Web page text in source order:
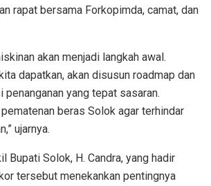
rapat bersama Forkopimda, camat, dan
akan menjadi langkah awal.
dapatkan, akan disusun roadmap dan
yang tepat sasaran.
beras Solok agar terhindar
ujarnya.
Bupati Solok, H. Candra, yang hadir
tersebut menekankan pentingnya